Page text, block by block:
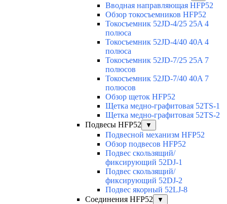
Вводная направляющая HFP52
Обзор токосъемников HFP52
Токосъемник 52JD-4/25 25A 4
полюса
Токосъемник 52JD-4/40 40A 4
полюса
Токосъемник 52JD-7/25 25A 7
полюсов
Токосъемник 52JD-7/40 40A 7
полюсов
Обзор щеток HFP52
Щетка медно-графитовая 52TS-1
Щетка медно-графитовая 52TS-2
Подвесы HFP52
▼
Подвесной механизм HFP52
Обзор подвесов HFP52
Подвес скользящий/
фиксирующий 52DJ-1
Подвес скользящий/
фиксирующий 52DJ-2
Подвес якорный 52LJ-8
Соединения HFP52
▼